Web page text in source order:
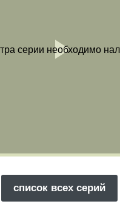
серии необходимо
список всех серий